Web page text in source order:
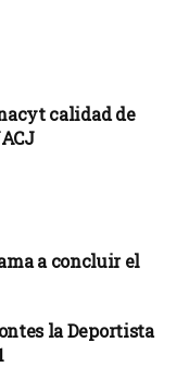
calidad de
a concluir el
la Deportista